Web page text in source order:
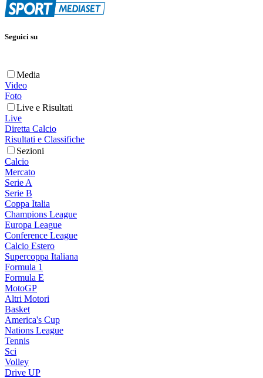
Seguici su
Media
Video
Foto
Live e Risultati
Live
Diretta Calcio
Risultati e Classifiche
Sezioni
Calcio
Mercato
Serie A
Serie B
Coppa Italia
Champions League
Europa League
Conference League
Calcio Estero
Supercoppa Italiana
Formula 1
Formula E
MotoGP
Altri Motori
Basket
America's Cup
Nations League
Tennis
Sci
Volley
Drive UP